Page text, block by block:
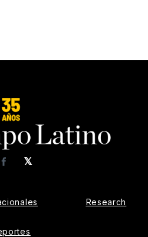
𝕏
Facebook
Research